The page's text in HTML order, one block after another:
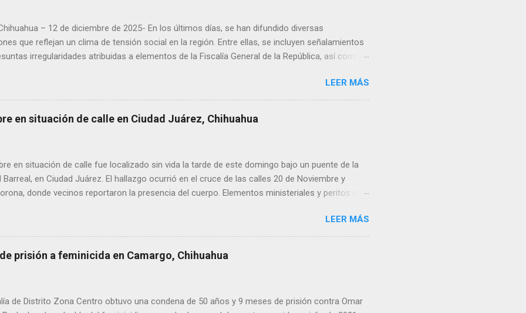
– 12 de diciembre de 2025- En los últimos días, se han difundido diversas
que reflejan un clima de tensión social en la región. Entre ellas, se incluyen señalamientos
irregularidades atribuidas a elementos de la Fiscalía General de la República, así como
Andrea Chávez, se registraron protestas en las que se colocaron lonas con imágenes de la
y del senador Adán Augusto López, acompañadas de mensajes de inconformidad. En este
de alta circulación informativa, se ha detectado un intento de hackeo que ya afectó a
de dos medios locales de Delicias a través de grupos de WhatsApp administrados por
y pregun...
LEER MÁS
en situación de calle en Ciudad Juárez, Chihuahua
en situación de calle fue localizado sin vida la tarde de este domingo bajo un puente de la
Barreal, en Ciudad Juárez. El hallazgo ocurrió en el cruce de las calles 20 de Noviembre y
donde vecinos reportaron la presencia del cuerpo. Elementos ministeriales y peritos de
que el hombre solía pernoctar en ese lugar, aunque desconocen su identidad.LEER MÁS
prisión a feminicida en Camargo, Chihuahua
de Distrito Zona Centro obtuvo una condena de 50 años y 9 meses de prisión contra Omar